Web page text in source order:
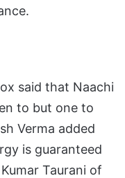
said that Naachi
to but one to
Verma added
is guaranteed
Taurani of